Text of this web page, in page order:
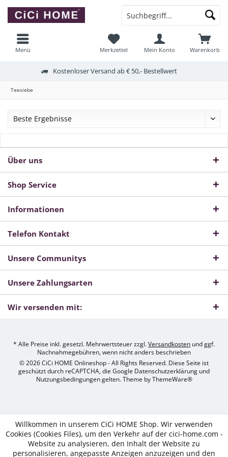
Kostenloser Versand ab € 50,- Bestellwert
Warenkorb
Merkzettel Mein Konto
Menü
Teesiebe
Über uns
Shop Service
Informationen
Telefon Kontakt
Unsere Communitys
Unsere Zahlungsarten
Wir versenden mit:
* Alle Preise inkl. gesetzl. Mehrwertsteuer zzgl.Versandkosten und ggf.
Nachnahmegebühren, wenn nicht anders beschrieben
© 2026 CiCi HOME Onlineshop - All Rights Reserved. Diese Seite ist
geschützt durch reCAPTCHA, die Google Datenschutzerklärung und
Nutzungsbedingungen gelten. Theme byThemeWare®
Willkommen in unserem CiCi HOME Shop. Wir verwenden
Cookies (Cookies Files), um den Verkehr auf der cici-home.com -
Website zu analysieren, den Inhalt der Website zu
personalisieren, angepasste Anzeigen anzuzeigen und den